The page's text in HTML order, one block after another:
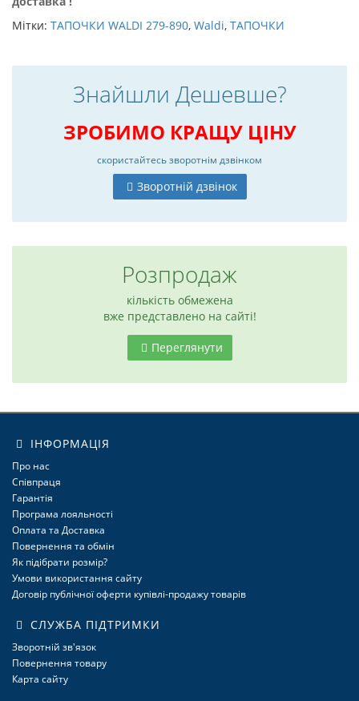
Мітки: ТАПОЧКИ WALDI 279-890, Waldi, ТАПОЧКИ
Знайшли Дешевше?
ЗРОБИМО КРАЩУ ЦІНУ
скористайтесьзворотнім дзвінком
Зворотній дзвінок
Розпродаж
кількість обмежена
вже представлено на сайті!
Переглянути
ІНФОРМАЦІЯ
Про нас
Співпраця
Гарантія
Програма лояльності
Оплата та Доставка
Повернення та обмін
Як підібрати розмір?
Умови використання сайту
Договір публічної оферти купівлі-продажу товарів
СЛУЖБА ПІДТРИМКИ
Зворотній зв'язок
Повернення товару
Карта сайту